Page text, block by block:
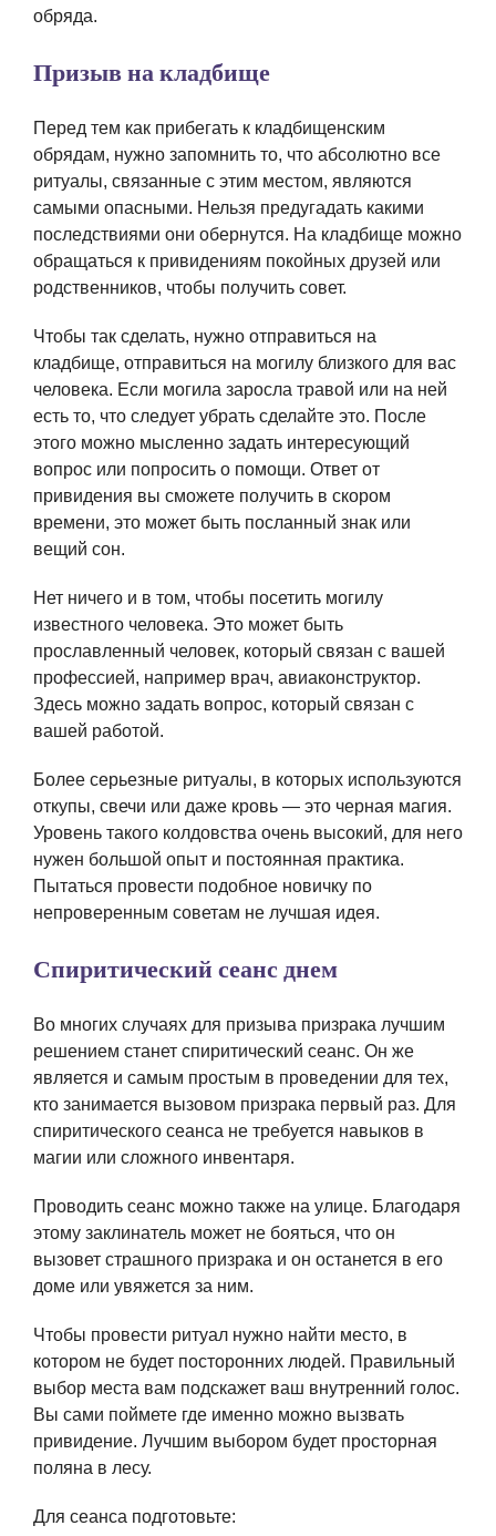
обряда.
Призыв на кладбище
Перед тем как прибегать к кладбищенским
обрядам, нужно запомнить то, что абсолютно все
ритуалы, связанные с этим местом, являются
самыми опасными. Нельзя предугадать какими
последствиями они обернутся. На кладбище можно
обращаться к привидениям покойных друзей или
родственников, чтобы получить совет.
Чтобы так сделать, нужно отправиться на
кладбище, отправиться на могилу близкого для вас
человека. Если могила заросла травой или на ней
есть то, что следует убрать сделайте это. После
этого можно мысленно задать интересующий
вопрос или попросить о помощи. Ответ от
привидения вы сможете получить в скором
времени, это может быть посланный знак или
вещий сон.
Нет ничего и в том, чтобы посетить могилу
известного человека. Это может быть
прославленный человек, который связан с вашей
профессией, например врач, авиаконструктор.
Здесь можно задать вопрос, который связан с
вашей работой.
Более серьезные ритуалы, в которых используются
откупы, свечи или даже кровь — это черная магия.
Уровень такого колдовства очень высокий, для него
нужен большой опыт и постоянная практика.
Пытаться провести подобное новичку по
непроверенным советам не лучшая идея.
Спиритический сеанс днем
Во многих случаях для призыва призрака лучшим
решением станет спиритический сеанс. Он же
является и самым простым в проведении для тех,
кто занимается вызовом призрака первый раз. Для
спиритического сеанса не требуется навыков в
магии или сложного инвентаря.
Проводить сеанс можно также на улице. Благодаря
этому заклинатель может не бояться, что он
вызовет страшного призрака и он останется в его
доме или увяжется за ним.
Чтобы провести ритуал нужно найти место, в
котором не будет посторонних людей. Правильный
выбор места вам подскажет ваш внутренний голос.
Вы сами поймете где именно можно вызвать
привидение. Лучшим выбором будет просторная
поляна в лесу.
Для сеанса подготовьте: